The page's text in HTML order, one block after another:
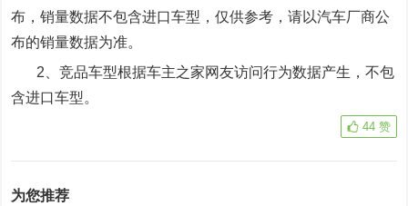
布，销量数据不包含进口车型，仅供参考，请以汽车厂商公
布的销量数据为准。
2、竞品车型根据车主之家网友访问行为数据产生，不包
含进口车型。
44 赞
为您推荐